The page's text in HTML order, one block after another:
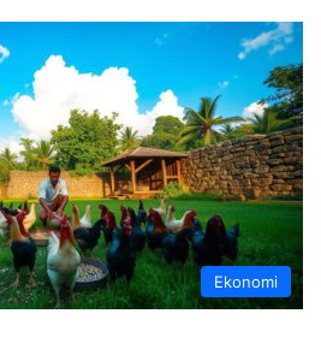
Ekonomi